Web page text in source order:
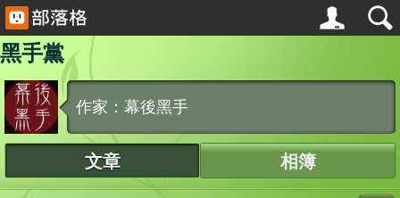
黑手黨
作家：幕後黑手
文章 相簿